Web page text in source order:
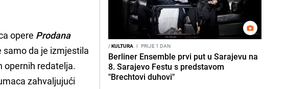
opere Prodana
samo da je izmjestila
opernih redatelja.
zahvaljujući
/KULTURA I PRIJE 1 DAN
Berliner Ensemble prvi put u Sarajevu na
8. Sarajevo Festu s predstavom
"Brechtovi duhovi"